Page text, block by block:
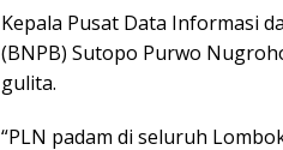
Kepala Pusat Data Informasi
(BNPB) Sutopo Purwo
gulita.
“PLN padam di seluruh